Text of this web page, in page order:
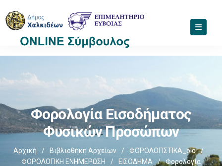
Φορολογία Εισοδήματος
Φυσικών Προσώπων
Αρχική / Βιβλιοθήκη Αρχείων / ΦΟΡΟΛΟΓΙΣΤΙΚΑ_old
/
ΦΟΡΟΛΟΓΙΚΗ ΕΝΗΜΕΡΩΣΗ
/ ΕΙΣΟΔΗΜΑ /
Φορολογία